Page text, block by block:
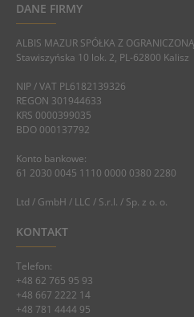
DANE FIRMY
ALBIS MAZUR SPÓŁKA Z
Stawiszyńska 10 lok. 2, PL-62800 Kalisz
NIP / VAT PL6182139326
REGON 301944633
KRS 0000399035
BDO 000137792
Konto bankowe:
61 2030 0045 1110 0000 0380 2280
Ltd / GmbH / LLC / S.r.l. / Sp. z o. o.
KONTAKT
Telefon:
+48 62 765 95 93
+48 667 2222 14
+48 781 4444 95